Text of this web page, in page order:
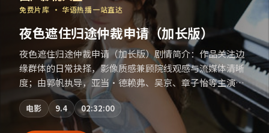
免费片库 · 华语热播一站直达
夜色遮住归途仲裁申请（加长版）
夜色遮住归途仲裁申请（加长版）剧情简介：作品关注边
缘群体的日常抉择，影像质感兼顾院线观感与流媒体清晰
度；由郭帆执导，亚当·德赖弗、吴京、章子怡等主演，
泰国出品，犯罪类型，2021年上映 / 2021年2月11日于泰
国地区院线首映，网络平台同步更新片源。在网络平台播
放时建议开启高清画质以获得更佳细节。（国产影视资源
电影 9.4 02:32:00